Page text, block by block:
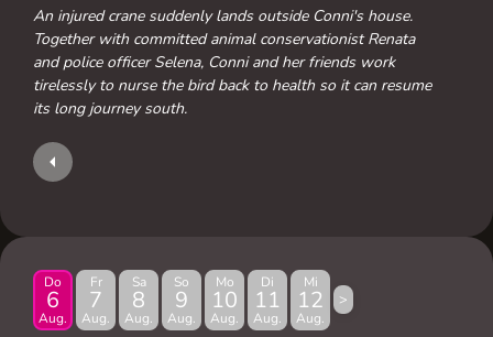
An injured crane suddenly lands outside Conni's house.
Together with committed animal conservationist Renata
and police officer Selena, Conni and her friends work
tirelessly to nurse the bird back to health so it can resume
its long journey south.
Do
6
Aug.
Fr
7
Aug.
Sa
8
Aug.
So
9
Aug.
Mo
10
Aug.
Di
11
Aug.
Mi
12
Aug.
>